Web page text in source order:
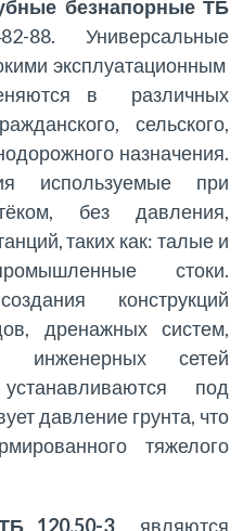
безнапорные ТБ
88. Универсальные
эксплуатационным
в различных
сельского,
назначения.
используемые при
без давления,
таких как: талые и
стоки.
конструкций
дренажных систем,
инженерных сетей
под
давление грунта, что
тяжелого
120.50-3
являются